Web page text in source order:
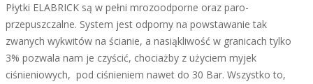
Płytki ELABRICK są w pełni mrozoodporne oraz paro-
przepuszczalne. System jest odporny na powstawanie tak
zwanych wykwitów na ścianie, a nasiąkliwość w granicach tylko
3% pozwala nam je czyścić, chociażby z użyciem myjek
ciśnieniowych, pod ciśnieniem nawet do 30 Bar. Wszystko to,